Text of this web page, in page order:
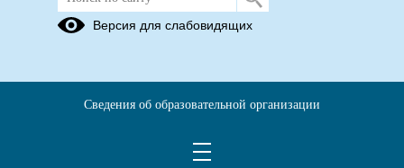
Карта сайта
Обращения граждан
Версия для слабовидящих
Сведения об образовательной организации